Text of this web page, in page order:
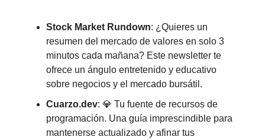
Stock Market Rundown: ¿Quieres un
resumen del mercado de valores en solo 3
minutos cada mañana? Este newsletter te
ofrece un ángulo entretenido y educativo
sobre negocios y el mercado bursátil.
Cuarzo.dev: 💎 Tu fuente de recursos de
programación. Una guía imprescindible para
mantenerse actualizado y afinar tus